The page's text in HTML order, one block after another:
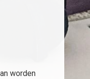
worden